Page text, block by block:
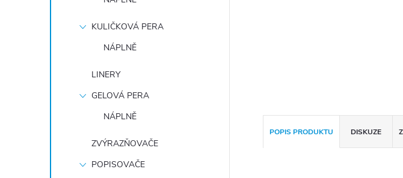
KULIČKOVÁ PERA
NÁPLNĚ
LINERY
GELOVÁ PERA
NÁPLNĚ
ZVÝRAZŇOVAČE
POPISOVAČE
POPIS PRODUKTU DISKUZE